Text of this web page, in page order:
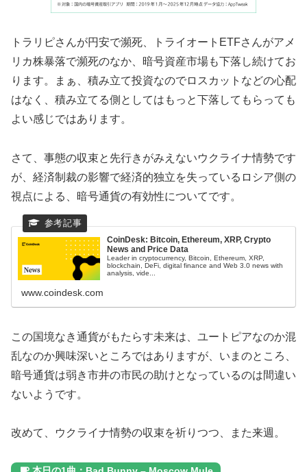
トラリピさんが円安で瀕死、トライオートETFさんがアメ
リカ株暴落で瀕死のなか、暗号資産市場も下落し続けてお
ります。まぁ、積み立て投資なのでロスカットなどの心配
はなく、積み立てる側としてはもっと下落してもらっても
よい感じではあります。
さて、事態の収束と先行きがみえないウクライナ情勢です
が、経済制裁の影響で経済的独立を失っているロシア側の
視点による、暗号通貨の有効性についてです。
CoinDesk: Bitcoin, Ethereum, XRP, Crypto
News and Price Data
Leader in cryptocurrency, Bitcoin, Ethereum, XRP,
blockchain, DeFi, digital finance and Web 3.0 news with
analysis, vide...
www.coindesk.com
この国境なき通貨がもたらす未来は、ユートピアなのか混
乱なのか興味深いところではありますが、いまのところ、
暗号通貨は弱き市井の市民の助けとなっているのは間違い
ないようです。
改めて、ウクライナ情勢の収束を祈りつつ、また来週。